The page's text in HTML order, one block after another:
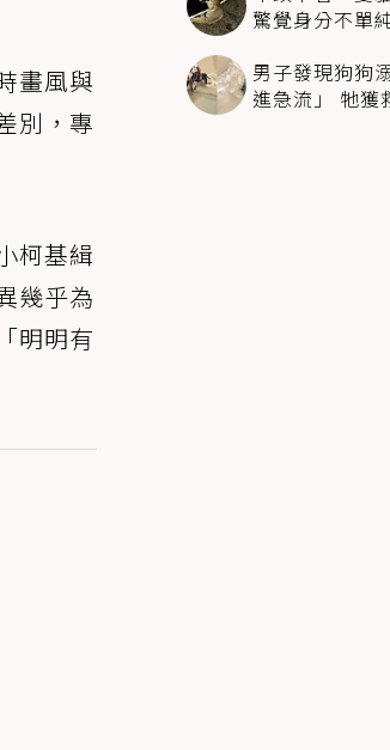
畫風與
別，專
柯基緝
幾乎為
明明有
驚覺身分不單
男子發現狗狗
進急流」 牠獲